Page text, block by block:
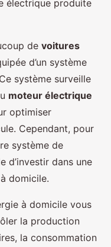
électrique produite
de voitures
d’un système
système surveille
moteur électrique
optimiser
Cependant, pour
système de
d’investir dans une
domicile.
à domicile vous
la production
la consommation